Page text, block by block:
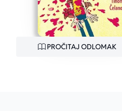
PROČITAJ ODLOMAK